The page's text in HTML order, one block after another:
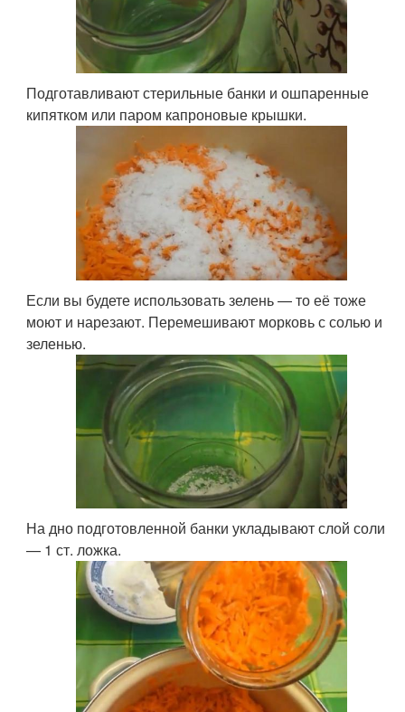
Подготавливают стерильные банки и ошпаренные
кипятком или паром капроновые крышки.
Если вы будете использовать зелень — то её тоже
моют и нарезают. Перемешивают морковь с солью и
зеленью.
На дно подготовленной банки укладывают слой соли
— 1 ст. ложка.